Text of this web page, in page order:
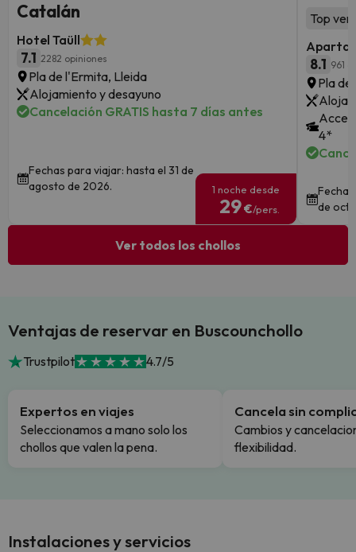
Catalán
Hotel Taüll
7.1 2282 opiniones
Pla de l'Ermita, Lleida
Alojamiento y desayuno
Cancelación GRATIS hasta 7 días antes
Fechas para viajar: hasta el 31 de
agosto de 2026.
1 noche desde
29€/pers.
Top
8.1 961
Pla
4*
de
Ver todos los chollos
Ventajas de reservar en Buscounchollo
Trustpilot 4.7/5
Expertos en viajes
Seleccionamos a mano solo los
chollos que valen la pena.
Cancela sin
Cambios y
flexibilidad.
Instalaciones y servicios